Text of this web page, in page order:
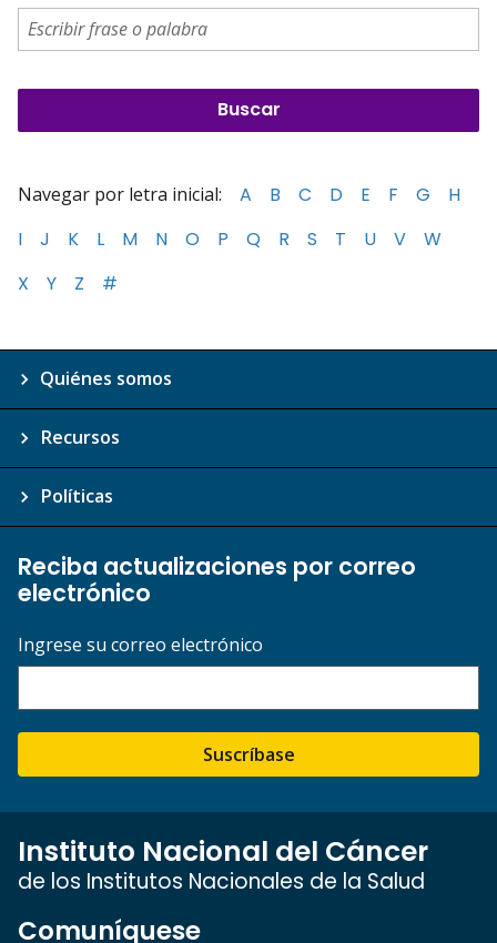
Navegar por letra inicial: A B C D E F G
H
I
J K L M N O P Q R S T U V
W
X
Y Z #
Quiénes somos
Recursos
Políticas
Reciba actualizaciones por correo
electrónico
Ingrese su correo electrónico
Suscríbase
Instituto Nacional del Cáncer
de los Institutos Nacionales de la Salud
Comuníquese